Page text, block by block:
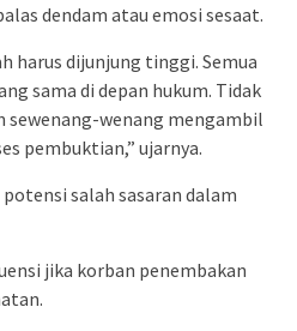
dendam atau emosi sesaat.
harus dijunjung tinggi. Semua
sama di depan hukum. Tidak
sewenang-wenang mengambil
pembuktian,” ujarnya.
salah sasaran dalam
jika korban penembakan